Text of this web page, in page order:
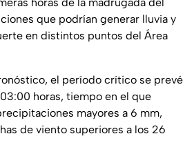
que podrían generar lluvia y
en distintos puntos del Área
el período crítico se prevé
horas, tiempo en el que
mayores a 6 mm,
de viento superiores a los 26